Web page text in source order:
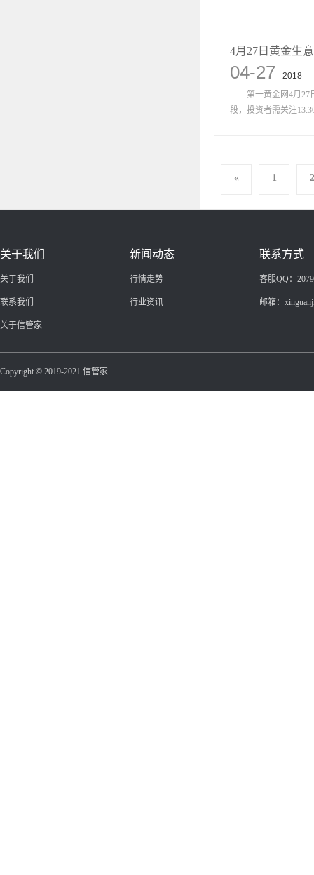
4月27日黄金生
04-27
2018
第一黄金网4月27日
段，投资者需关注
« 1 2
关于我们
关于我们
联系我们
关于信管家
新闻动态
行情走势
行业资讯
联系方式
客服QQ：
邮箱：
Copyright © 2019-2021 信管家